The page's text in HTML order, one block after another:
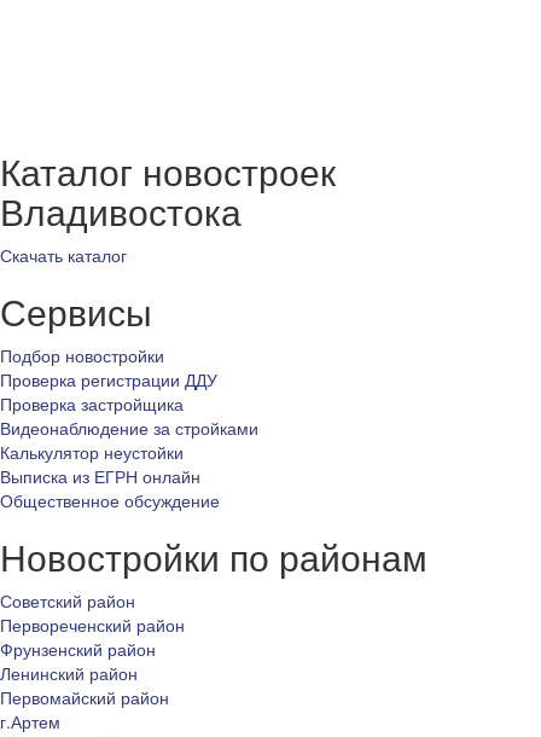
Каталог новостроек
Владивостока
Скачать каталог
Сервисы
Подбор новостройки
Проверка регистрации ДДУ
Проверка застройщика
Видеонаблюдение за стройками
Калькулятор неустойки
Выписка из ЕГРН онлайн
Общественное обсуждение
Новостройки по районам
Советский район
Первореченский район
Фрунзенский район
Ленинский район
Первомайский район
г.Артем